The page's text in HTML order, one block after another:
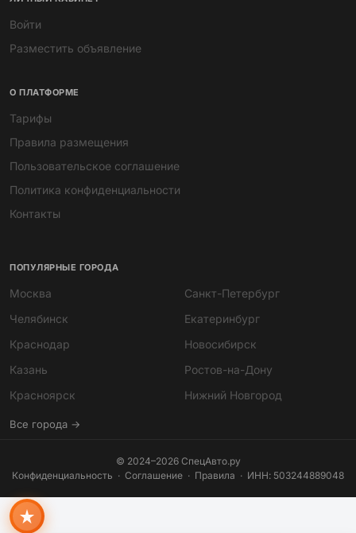
Войти
Разместить объявление
О ПЛАТФОРМЕ
Тарифы
Правила размещения
Пользовательское соглашение
Политика конфиденциальности
Контакты
ПОПУЛЯРНЫЕ ГОРОДА
Москва
Санкт-Петербург
Челябинск
Екатеринбург
Краснодар
Новосибирск
Казань
Ростов-на-Дону
Красноярск
Нижний Новгород
Все города →
© 2024–2026 СпецАвто.ру
Конфиденциальность · Соглашение · Правила · ИНН: 503244889048
ИИ-помощник · всегда онлайн